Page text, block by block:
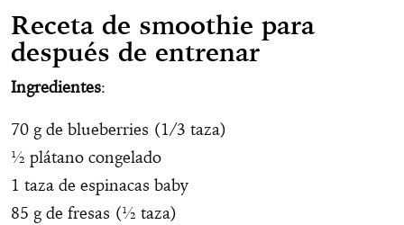
Receta de smoothie para
después de entrenar
Ingredientes:
70 g de blueberries (1/3 taza)
½ plátano congelado
1 taza de espinacas baby
85 g de fresas (½ taza)